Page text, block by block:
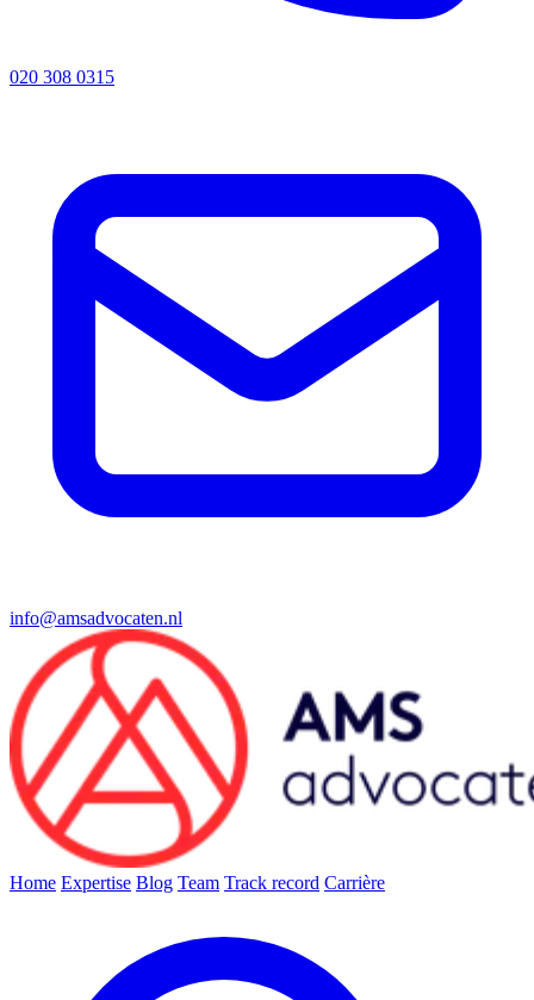
020 308 0315
info@amsadvocaten.nl
Home Expertise Blog Team Track record Carrière